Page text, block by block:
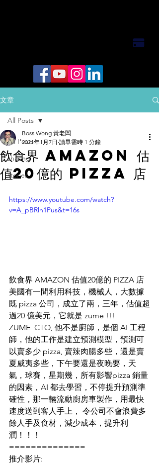
文章
All Posts
sharing
stories
All Posts
飲食界 AMAZON 估
值20億的 PIZZA 店
Boss Wong 黃老闆
2021年1月7日 讀畢需時 1 分鐘
https://www.youtube.com/watch?
v=A_pBRlh1Pus&t=16s
飲食界 AMAZON 估值20億的 PIZZA 店
美國有一間利用科技，機械人，大數據
既 pizza 公司，成立了兩，三年，估值超
過20 億美元，它就是 zume !!!
ZUME  CTO, 他不是廚師，是個 AI 工程
師，他的工作是建立預測模型，預測可
以賣多少 pizza, 賣辣肉腸多些，還是賣
夏威夷多些，下午要還是夜晚要，天
氣，球賽，星期幾，所有影響pizza 銷量
的因素，AI 都去學習，不停提升預測準
確性，那一輛流動廚房車製作，用最快
速度送到客人手上， 令公司不會浪費多
餘人手及食材，減少成本，提升利
潤！！！
==============
推介影片: